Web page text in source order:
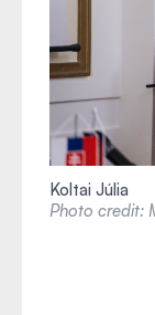
Koltai Júlia
Photo credit: